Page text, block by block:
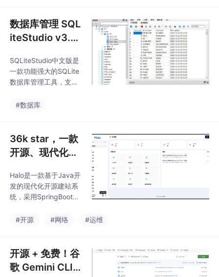
运维团队提供高效
扫描算法，提供简单易
用的恢复流程：扫描-预
览-恢复。软件支持快速
据恢复。下载链接：htt
ps://www.lanzoux.co
m/b0dq1v9of
数据库管理 SQL
iteStudio v3.4.
SQLiteStudio中文版是
一款功能强大的SQLite
数据库管理工具，支持
8编码、多数据库同时
V、HTML等多种格式数
据。提供便捷的数据库
可视化操作体验。
#数据库
36k star，一款
开源、现代化的
Halo是一款基于Java开
发的现代化开源建站系
统，采用SpringBoot+F
轻量化和扩展性为核心
供128+主题与插件满足
多样化需求。技术架构
上采用可插拔设计，支
#开源 #网络 #运维
开源 + 免费！谷
歌 Gemini CLI